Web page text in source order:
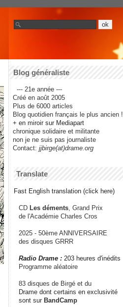
Blog généraliste
--- 21e année ---
Créé en août 2005
Plus de 6000 articles
Blog quotidien français le plus ancien !
+ en miroir sur Mediapart
chronique solidaire et militante
non je ne suis pas journaliste
Contact: jjbirge(at)drame.org
Translate
Fast English translation (click here)
CD Les déments , Grand Prix
de l'Académie Charles Cros
2025 - 50ème ANNIVERSAIRE
des disques GRRR
Radio Drame : 203 heures d'inédits
Programme aléatoire
83 disques de Birgé et du
Drame dont certains en exclusivité
sont sur BandCamp